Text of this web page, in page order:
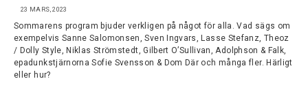
23 MARS, 2023
Sommarens program bjuder verkligen på något för alla. Vad sägs om
exempelvis Sanne Salomonsen, Sven Ingvars, Lasse Stefanz, Theoz
/ Dolly Style, Niklas Strömstedt, Gilbert O’Sullivan, Adolphson & Falk,
epadunkstjärnorna Sofie Svensson & Dom Där och många fler. Härligt
eller hur?